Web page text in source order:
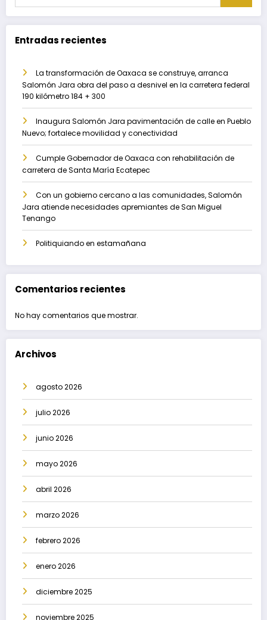
Entradas recientes
La transformación de Oaxaca se construye, arranca
Salomón Jara obra del paso a desnivel en la carretera federal
190 kilómetro 184 + 300
Inaugura Salomón Jara pavimentación de calle en Pueblo
Nuevo; fortalece movilidad y conectividad
Cumple Gobernador de Oaxaca con rehabilitación de
carretera de Santa María Ecatepec
Con un gobierno cercano a las comunidades, Salomón
Jara atiende necesidades apremiantes de San Miguel
Tenango
Politiquiando en estamañana
Comentarios recientes
No hay comentarios que mostrar.
Archivos
agosto 2026
julio 2026
junio 2026
mayo 2026
abril 2026
marzo 2026
febrero 2026
enero 2026
diciembre 2025
noviembre 2025